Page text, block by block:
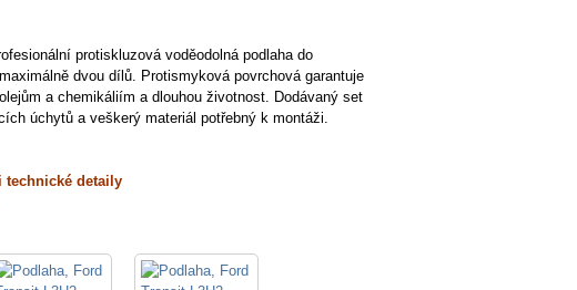
protiskluzová voděodolná podlaha do
dvou dílů. Protismyková povrchová garantuje
a chemikáliím a dlouhou životnost. Dodávaný set
úchytů a veškerý materiál potřebný k montáži.
technické detaily